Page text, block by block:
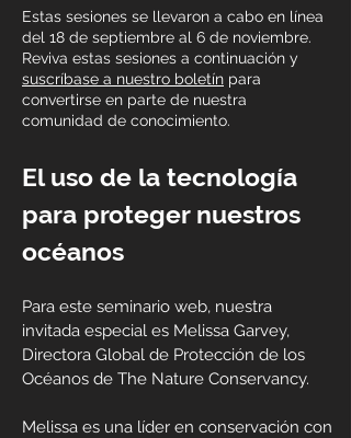
Estas sesiones se llevaron a cabo en línea
del 18 de septiembre al 6 de noviembre.
Reviva estas sesiones a continuación y
suscríbase a nuestro boletín para
convertirse en parte de nuestra
comunidad de conocimiento.
El uso de la tecnología
para proteger nuestros
océanos
Para este seminario web, nuestra
invitada especial es Melissa Garvey,
Directora Global de Protección de los
Océanos de The Nature Conservancy.
Melissa es una líder en conservación con